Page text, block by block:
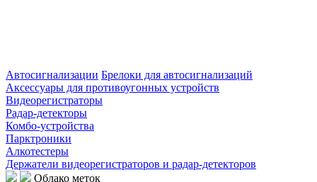
Автосигнализации Брелоки для автосигнализаций
Аксессуары для противоугонных устройств
Видеорегистраторы
Радар-детекторы
Комбо-устройства
Парктроники
Алкотестеры
Держатели видеорегистраторов и радар-детекторов
Облако меток